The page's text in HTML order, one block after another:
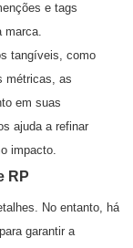
e tags
marca.
tangíveis, como
métricas, as
em suas
ajuda a refinar
impacto.
RP
No entanto, há
garantir a